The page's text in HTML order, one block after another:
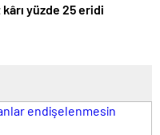
yüzde 25 eridi